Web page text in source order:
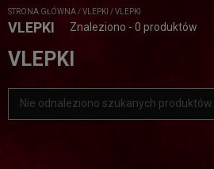
STRONA GŁÓWNA /VLEPKI /VLEPKI
VLEPKI Znaleziono - 0 produktów
VLEPKI
Nie odnaleziono szukanych produktów.